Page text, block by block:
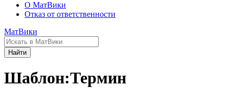
О МатВики
Отказ от ответственности
МатВики
Найти
Шаблон:Термин